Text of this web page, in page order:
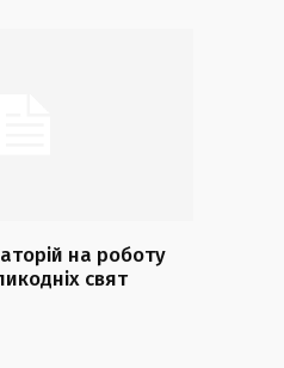
на роботу
свят